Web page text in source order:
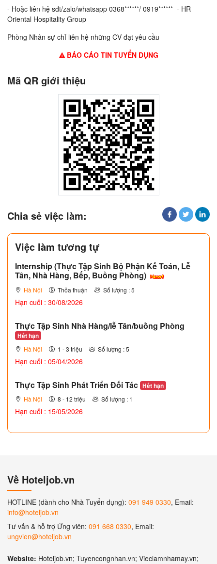
- Hoặc liên hệ sđt/zalo/whatsapp 0368******/ 0919****** - HR
Oriental Hospitality Group
Phòng Nhân sự chỉ liên hệ những CV đạt yêu cầu
BÁO CÁO TIN TUYỂN DỤNG
Mã QR giới thiệu
Chia sẻ việc làm:
Việc làm tương tự
Internship (Thực Tập Sinh Bộ Phận Kế Toán, Lễ
Tân, Nhà Hàng, Bếp, Buồng Phòng)
Hà Nội Thỏa thuận Số lượng : 5
Hạn cuối : 30/08/2026
Thực Tập Sinh Nhà Hàng/lễ Tân/buồng Phòng
Hết hạn
Hà Nội 1 - 3 triệu Số lượng : 5
Hạn cuối : 05/04/2026
Thực Tập Sinh Phát Triển Đối Tác Hết hạn
Hà Nội 8 - 12 triệu Số lượng : 1
Hạn cuối : 15/05/2026
Về Hoteljob.vn
HOTLINE (dành cho Nhà Tuyển dụng): 091 949 0330, Email:
info@hoteljob.vn
Tư vấn & hỗ trợ Ứng viên: 091 668 0330, Email:
ungvien@hoteljob.vn
Website: Hoteljob.vn; Tuyencongnhan.vn; Vieclamnhamay.vn;